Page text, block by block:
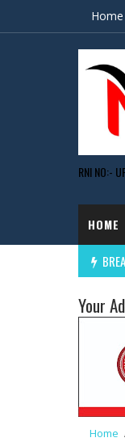
Home
RNI NO:-
HOME
Your
Home